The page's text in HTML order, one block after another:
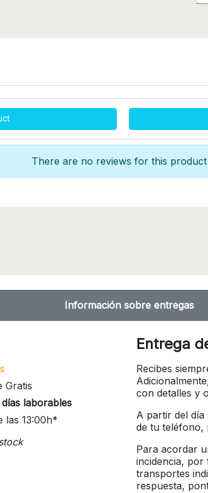
There are no reviews for this product
Información sobre entregas
Gratis
laborables
las 13:00h*
Entrega
Recibes
con detalles y
A partir del día
de tu teléfono,
Para acordar
incidencia, por
transportes
respuesta,